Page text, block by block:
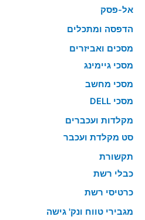
אל-פסק
הדפסה ומתכלים
מסכים ואביזרים
מסכי גיימינג
מסכי מחשב
מסכי DELL
מקלדות ועכברים
סט מקלדת ועכבר
תקשורת
כבלי רשת
כרטיסי רשת
מגבירי טווח ונק' גישה